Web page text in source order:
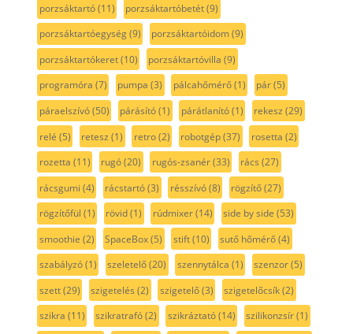
porzsáktartó(11) porzsáktartóbetét(9)
porzsáktartóegység(9) porzsáktartóidom(9)
porzsáktartókeret(10) porzsáktartóvilla (9)
programóra (7) pumpa (3) pálcahőmérő(1) pár(5)
páraelszívó(50) párásító(1) párátlanító(1) rekesz (29)
relé (5) retesz (1) retro(2) robotgép(37) rosetta (2)
rozetta (11) rugó(20) rugós-zsanér(33) rács (27)
rácsgumi (4) rácstartó(3) résszívó(8) rögzítő(27)
rögzítőfül (1) rövid(1) rúdmixer(14) side by side (53)
smoothie (2) SpaceBox(5) stift(10) sutő hőmérő(4)
szabályzó(1) szeletelő(20) szennytálca (1) szenzor(5)
szett(29) szigetelés (2) szigetelő(3) szigetelőcsík(2)
szikra (11) szikratrafó(2) szikráztató(14) szilikonzsír(1)